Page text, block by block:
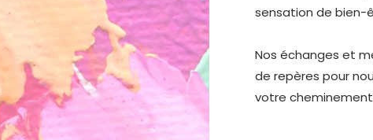
sensation de bien-
Nos échanges et
de repères pour
votre